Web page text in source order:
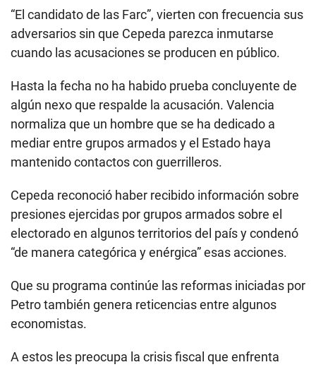
“El candidato de las Farc”, vierten con frecuencia sus
adversarios sin que Cepeda parezca inmutarse
cuando las acusaciones se producen en público.
Hasta la fecha no ha habido prueba concluyente de
algún nexo que respalde la acusación. Valencia
normaliza que un hombre que se ha dedicado a
mediar entre grupos armados y el Estado haya
mantenido contactos con guerrilleros.
Cepeda reconoció haber recibido información sobre
presiones ejercidas por grupos armados sobre el
electorado en algunos territorios del país y condenó
“de manera categórica y enérgica” esas acciones.
Que su programa continúe las reformas iniciadas por
Petro también genera reticencias entre algunos
economistas.
A estos les preocupa la crisis fiscal que enfrenta